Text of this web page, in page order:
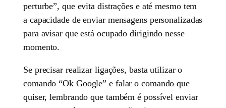
perturbe”, que evita distrações e até mesmo tem
a capacidade de enviar mensagens personalizadas
para avisar que está ocupado dirigindo nesse
momento.
Se precisar realizar ligações, basta utilizar o
comando “Ok Google” e falar o comando que
quiser, lembrando que também é possível enviar